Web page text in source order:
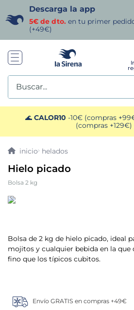
Descarga la app
5€ de dto. en tu primer
(+49€)
Buscar...
🌊 CALOR10 -10€ (compras
(compras
helados
Hielo picado
Bolsa 2 kg
Bolsa de 2 kg de hielo picado, ideal
mojitos y cualquier bebida en la que
fino que los típicos cubitos.
Envío GRATIS en compras +49€
TÉRMINOS MÁS BUSCADOS
1. helados sirena
gambas
3. patatas
verduras
6. croquetas
8. listísimos